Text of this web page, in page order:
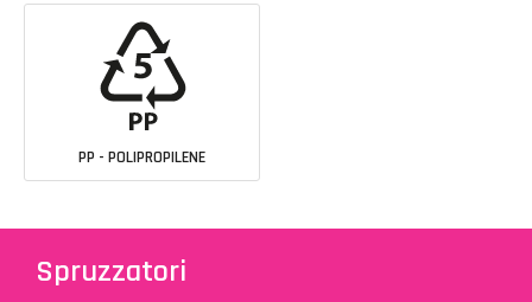
PP - POLIPROPILENE
Spruzzatori